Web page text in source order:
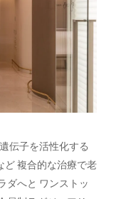
伝子を活性化する
複合的な治療で老
ダへと ワンストッ